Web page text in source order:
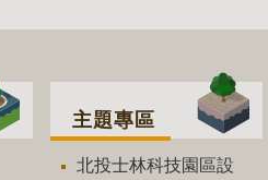
主題專區
北投士林科技園區設